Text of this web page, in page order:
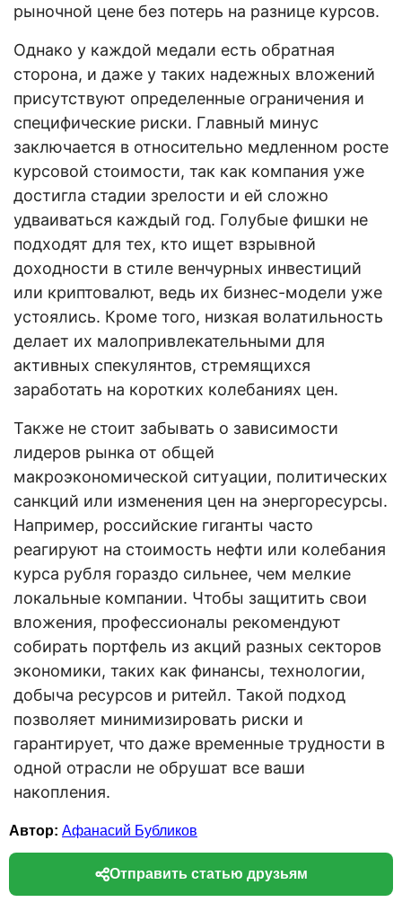
рыночной цене без потерь на разнице курсов.
Однако у каждой медали есть обратная
сторона, и даже у таких надежных вложений
присутствуют определенные ограничения и
специфические риски. Главный минус
заключается в относительно медленном росте
курсовой стоимости, так как компания уже
достигла стадии зрелости и ей сложно
удваиваться каждый год. Голубые фишки не
подходят для тех, кто ищет взрывной
доходности в стиле венчурных инвестиций
или криптовалют, ведь их бизнес-модели уже
устоялись. Кроме того, низкая волатильность
делает их малопривлекательными для
активных спекулянтов, стремящихся
заработать на коротких колебаниях цен.
Также не стоит забывать о зависимости
лидеров рынка от общей
макроэкономической ситуации, политических
санкций или изменения цен на энергоресурсы.
Например, российские гиганты часто
реагируют на стоимость нефти или колебания
курса рубля гораздо сильнее, чем мелкие
локальные компании. Чтобы защитить свои
вложения, профессионалы рекомендуют
собирать портфель из акций разных секторов
экономики, таких как финансы, технологии,
добыча ресурсов и ритейл. Такой подход
позволяет минимизировать риски и
гарантирует, что даже временные трудности в
одной отрасли не обрушат все ваши
накопления.
Автор: Афанасий Бубликов
Отправить статью друзьям